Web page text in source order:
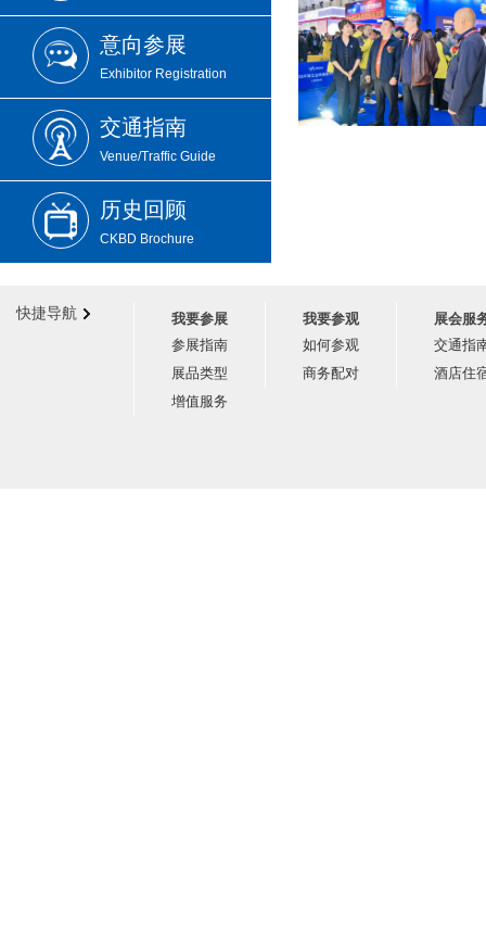
意向参展
Exhibitor Registration
交通指南
Venue/Traffic Guide
历史回顾
CKBD Brochure
快捷导航
我要参展
参展指南
展品类型
增值服务
我要参观
如何参观
商务配对
展会服
交通指
酒店住